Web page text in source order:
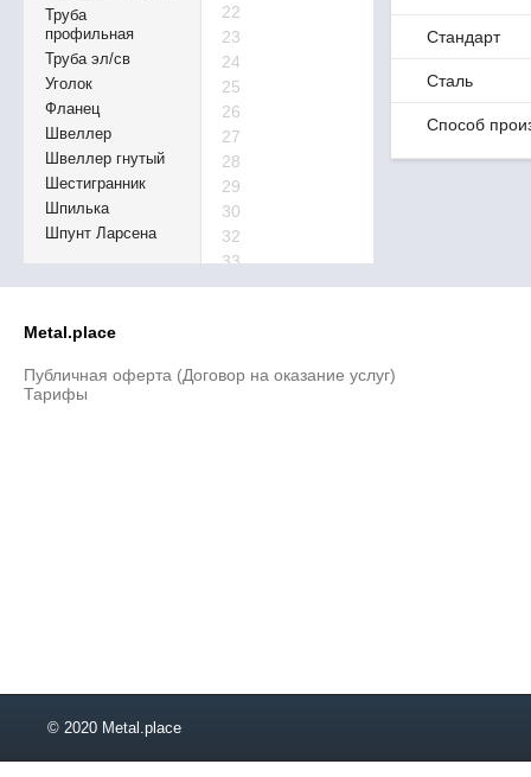
Труба
профильная
Труба эл/св
Уголок
Фланец
Швеллер
Швеллер гнутый
Шестигранник
Шпилька
Шпунт Ларсена
22
23
24
25
26
27
28
29
30
32
33
34
40
70
Стандарт
Сталь
Способ
Metal.place
Публичная оферта (Договор на оказание услуг)
Тарифы
© 2020 Metal.place